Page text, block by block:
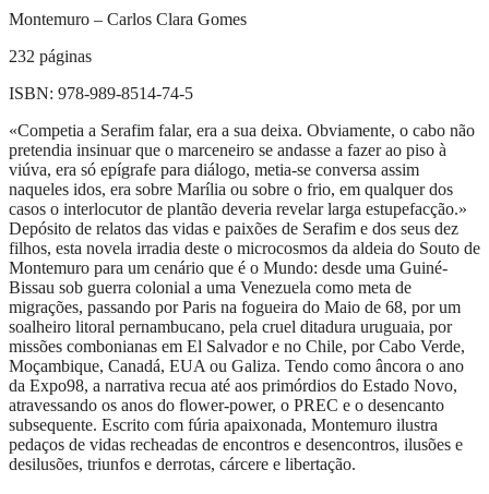
Montemuro – Carlos Clara Gomes
232 páginas
ISBN: 978-989-8514-74-5
«Competia a Serafim falar, era a sua deixa. Obviamente, o cabo não
pretendia insinuar que o marceneiro se andasse a fazer ao piso à
viúva, era só epígrafe para diálogo, metia-se conversa assim
naqueles idos, era sobre Marília ou sobre o frio, em qualquer dos
casos o interlocutor de plantão deveria revelar larga estupefacção.»
Depósito de relatos das vidas e paixões de Serafim e dos seus dez
filhos, esta novela irradia deste o microcosmos da aldeia do Souto de
Montemuro para um cenário que é o Mundo: desde uma Guiné-
Bissau sob guerra colonial a uma Venezuela como meta de
migrações, passando por Paris na fogueira do Maio de 68, por um
soalheiro litoral pernambucano, pela cruel ditadura uruguaia, por
missões combonianas em El Salvador e no Chile, por Cabo Verde,
Moçambique, Canadá, EUA ou Galiza. Tendo como âncora o ano
da Expo98, a narrativa recua até aos primórdios do Estado Novo,
atravessando os anos do flower-power, o PREC e o desencanto
subsequente. Escrito com fúria apaixonada, Montemuro ilustra
pedaços de vidas recheadas de encontros e desencontros, ilusões e
desilusões, triunfos e derrotas, cárcere e libertação.